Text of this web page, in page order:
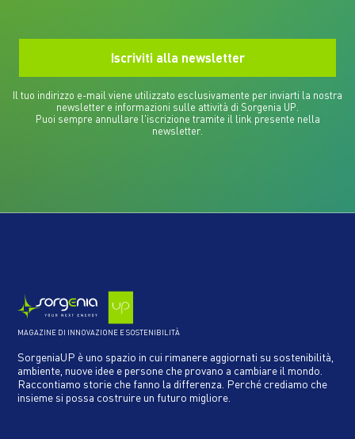
Il tuo indirizzo e-mail viene utilizzato esclusivamente per inviarti la nostra
newsletter e informazioni sulle attività di Sorgenia UP.
Puoi sempre annullare l'iscrizione tramite il link presente nella
newsletter.
MAGAZINE DI INNOVAZIONE E SOSTENIBILITÀ
SorgeniaUP è uno spazio in cui rimanere aggiornati su sostenibilità,
ambiente, nuove idee e persone che provano a cambiare il mondo.
Raccontiamo storie che fanno la differenza. Perché crediamo che
insieme si possa costruire un futuro migliore.